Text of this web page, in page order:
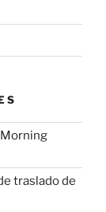
traslado de